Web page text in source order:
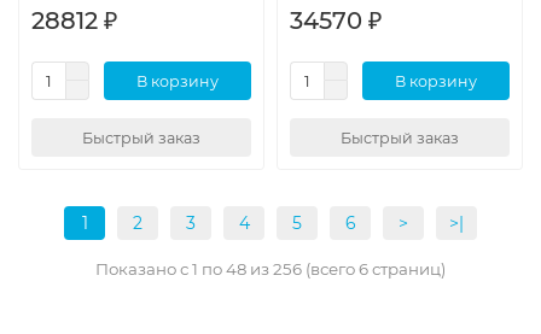
28812 ₽
В корзину
Быстрый заказ
34570 ₽
В корзину
Быстрый заказ
1 2 3 4 5 6 > >|
Показано с 1 по 48 из 256 (всего 6 страниц)